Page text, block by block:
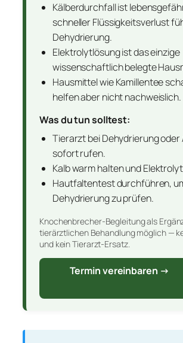
Kälberdurchfall ist
schneller Flüssigkeitsverlust
Dehydrierung.
Elektrolytlösung ist das einzige
wissenschaftlich belegte
Hausmittel wie Kamillentee
helfen aber nicht nachweislich.
Was du tun solltest:
Tierarzt bei Dehydrierung oder
sofort rufen.
Kalb warm halten und
Hautfaltentest durchführen,
Dehydrierung zu prüfen.
Knochenbrecher-Begleitung als
tierärztlichen Behandlung möglich —
und kein Tierarzt-Ersatz.
Termin vereinbaren →